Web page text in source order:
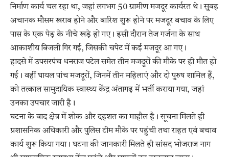
निर्माण कार्य चल रहा था, जहां लगभग 50 ग्रामीण मजदूर कार्यरत थे। सुबह
अचानक मौसम खराब होने और बारिश शुरू होने पर मजदूर बचाव के लिए
पास के एक पेड़ के नीचे खड़े हो गए। इसी दौरान तेज गर्जना के साथ
आकाशीय बिजली गिर गई, जिसकी चपेट में कई मजदूर आ गए।
हादसे में उपसरपंच धनराज पटेल समेत तीन मजदूरों की मौके पर ही मौत हो
गई। वहीं घायल पांच मजदूरों, जिनमें तीन महिलाएं और दो पुरुष शामिल हैं,
को तत्काल सामुदायिक स्वास्थ्य केंद्र अंतागढ़ में भर्ती कराया गया, जहां
उनका उपचार जारी है।
घटना के बाद क्षेत्र में शोक और दहशत का माहौल है। सूचना मिलते ही
प्रशासनिक अधिकारी और पुलिस टीम मौके पर पहुंची तथा राहत एवं बचाव
कार्य शुरू किया गया। घटना की जानकारी मिलते ही सांसद भोजराज नाग